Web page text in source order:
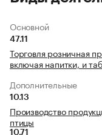
Основной
47.11
Торговля розничная
включая напитки, и
Дополнительные
10.13
Производство
птицы
10.71